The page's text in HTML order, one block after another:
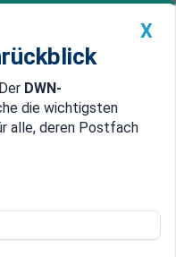
Geldanlage Premium
China
Gedenken
X
DWN-
die wichtigsten
alle, deren Postfach